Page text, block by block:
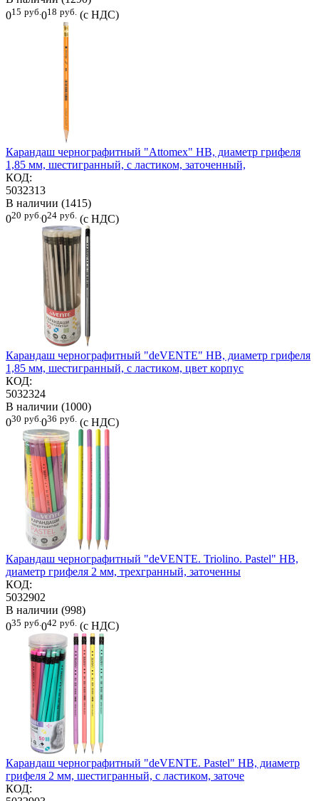
015 руб. 018 руб. (с НДС)
Карандаш чернографитный "Attomex" HB, диаметр грифеля
1,85 мм, шестигранный, с ластиком, заточенный,
КОД:
5032313
В наличии (1415)
020 руб. 024 руб. (с НДС)
Карандаш чернографитный "deVENTE" HB, диаметр грифеля
1,85 мм, шестигранный, с ластиком, цвет корпус
КОД:
5032324
В наличии (1000)
030 руб.036 руб. (с НДС)
Карандаш чернографитный "deVENTE. Triolino. Pastel" HB,
диаметр грифеля 2 мм, трехгранный, заточенны
КОД:
5032902
В наличии (998)
035 руб. 042 руб. (с НДС)
Карандаш чернографитный "deVENTE. Pastel" HB, диаметр
грифеля 2 мм, шестигранный, с ластиком, заточе
КОД: